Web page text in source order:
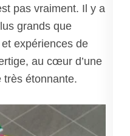
pas vraiment. Il y a
grands que
expériences de
au cœur d’une
très étonnante.